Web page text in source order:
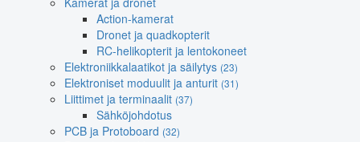
Action-kamerat
Dronet ja quadkopterit
RC-helikopterit ja lentokoneet
Elektroniikkalaatikot ja säilytys (23)
Elektroniset moduulit ja anturit (31)
Liittimet ja terminaalit (37)
Sähköjohdotus
PCB ja Protoboard (32)